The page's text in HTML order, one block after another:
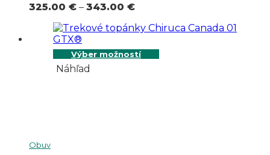
325.00 € – 343.00 €Price
325.00 €
343.00 €
Výber možností
Náhľad
Obuv